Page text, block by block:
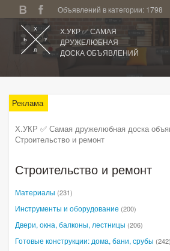
Объявлений в категории: 1798
Х.УКР ✅ САМАЯ
ДРУЖЕЛЮБНАЯ
ДОСКА ОБЪЯВЛЕНИЙ
Все регионы
Избранное
Реклама
Х.УКР ✅ Самая дружелюбная доска
Строительство и ремонт
Строительство и ремонт
Материалы (231)
Инструменты и оборудование (200)
Двери, окна, балконы, лестницы (206)
Готовые конструкции: дома, бани, срубы (242)